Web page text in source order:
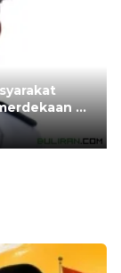
RI
Merah